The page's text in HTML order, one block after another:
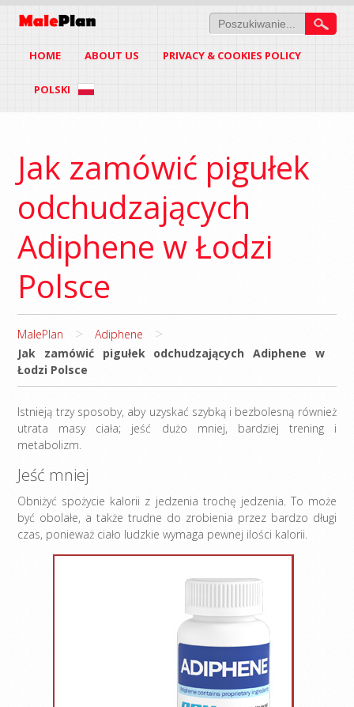
HOME ABOUT US PRIVACY & COOKIES POLICY
POLSKI
Jak zamówić pigułek
odchudzających
Adiphene w Łodzi
Polsce
MalePlan > Adiphene >
Jak zamówić pigułek odchudzających Adiphene w
Łodzi Polsce
Istnieją trzy sposoby, aby uzyskać szybką i bezbolesną również
utrata masy ciała; jeść dużo mniej, bardziej trening i
metabolizm.
Jeść mniej
Obniżyć spożycie kalorii z jedzenia trochę jedzenia. To może
być obolałe, a także trudne do zrobienia przez bardzo długi
czas, ponieważ ciało ludzkie wymaga pewnej ilości kalorii.